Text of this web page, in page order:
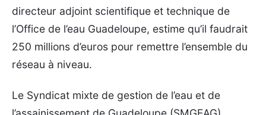
directeur adjoint scientifique et technique de
l’Office de l’eau Guadeloupe, estime qu’il faudrait
250 millions d’euros pour remettre l’ensemble du
réseau à niveau.
Le Syndicat mixte de gestion de l’eau et de